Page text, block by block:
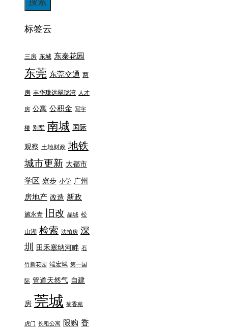
标签云
三房 东城 东泰花园
东莞 东莞交通 两
房 丰华珑远翠珑湾 人才
房 公寓 公积金 写字
楼 别墅 南城 国际
观察 土地财政 地铁
城市更新 大都市
学区 寮步 小学 广州
房地产 改造 新政
施永青 旧改 晶城 松
山湖 检索 法拍房 深
圳
田禾塞纳河畔 石
竹新花园 端宏斌 第一国
际 管道天然气 自建
房 莞城 菊香苑
虎门 长租公寓 限购 香